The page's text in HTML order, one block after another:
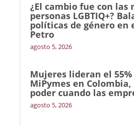
¿El cambio fue con las
personas LGBTIQ+?
políticas de género en
Petro
agosto 5, 2026
Mujeres lideran el 55%
MiPymes en
poder cuando las
agosto 5, 2026